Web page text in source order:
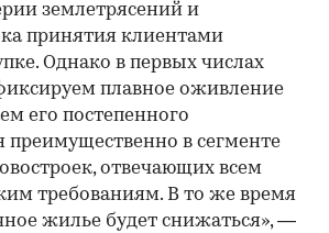
землетрясений и
принятия клиентами
Однако в первых числах
плавное оживление
его постепенного
преимущественно в сегменте
отвечающих всем
требованиям. В то же время
жилье будет снижаться», —